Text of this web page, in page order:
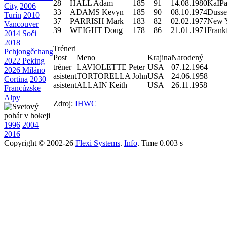
City 2006
Turín 2010
Vancouver
2014 Soči
2018
Pchjongčchang
2022 Peking
2026 Miláno
Cortina 2030
Francúzske
Alpy
1996 2004
2016
28
HALL Adam 185 91 14.08.1980
33
ADAMS Kevyn 185 90 08.10.1974
37
PARRISH Mark 183 82 02.02.1977New
39
WEIGHT Doug 178 86 21.01.1971
Tréneri
Post
Meno KrajinaNarodený
tréner LAVIOLETTE Peter USA
07.12.1964
asistentTORTORELLA JohnUSA
24.06.1958
asistentALLAIN Keith USA 26.11.1958
Zdroj: IHWC
Copyright © 2002-26 Flexi Systems. Info. Time 0.003 s